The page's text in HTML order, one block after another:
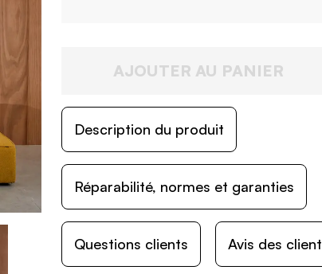
AJOUTER AU PANIER
Description du produit
Réparabilité, normes et garanties
Questions clients Avis des